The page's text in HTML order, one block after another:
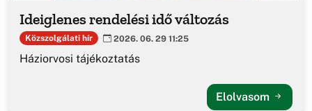
Ideiglenes rendelési idő változás
Közszolgálati hír 2026. 06. 29 11:25
Háziorvosi tájékoztatás
Elolvasom